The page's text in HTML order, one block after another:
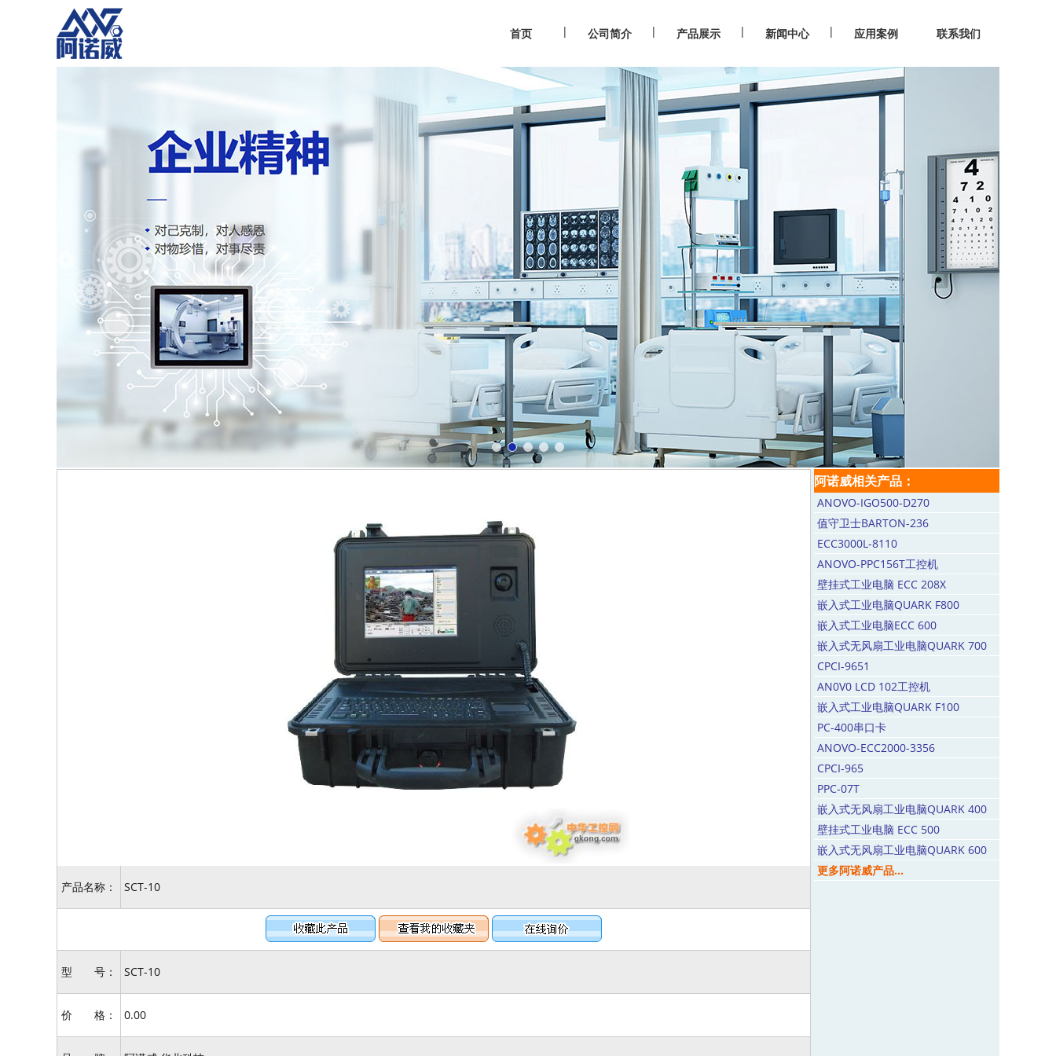
首页 | 公司简介 | 产品展示 | 新闻中心 | 应用案例 联系我们
产品名称： SCT-10
型 号： SCT-10
价 格： 0.00
阿诺威相关产品：
ANOVO-IGO500-D270
值守卫士BARTON-236
ECC3000L-8110
ANOVO-PPC156T工控机
壁挂式工业电脑 ECC 208X
嵌入式工业电脑QUARK F800
嵌入式工业电脑ECC 600
嵌入式无风扇工业电脑QUARK 700
CPCI-9651
AN0V0 LCD 102工控机
嵌入式工业电脑QUARK F100
PC-400串口卡
ANOVO-ECC2000-3356
CPCI-965
PPC-07T
嵌入式无风扇工业电脑QUARK 400
壁挂式工业电脑 ECC 500
嵌入式无风扇工业电脑QUARK 600
更多阿诺威产品...